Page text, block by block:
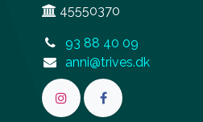
45550370
93 88 40 09
anni@trives.dk